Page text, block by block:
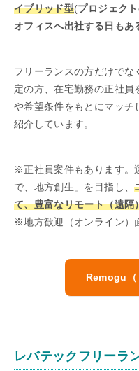
イブリッド型(プロジェク
オフィスへ出社する日もあ
フリーランスの方だけでな
定の方、在宅勤務の正社員
や希望条件をもとにマッチ
紹介しています。
※正社員案件もあります。
で、地方創生」を目指し、
て、豊富なリモート（遠隔
※地方歓迎（オンライン）
Remogu（
レバテックフリーラ